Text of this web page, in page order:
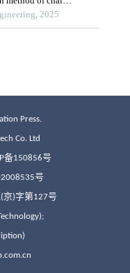
Press.
Co. Ltd
备150856号
号
京)字第127号